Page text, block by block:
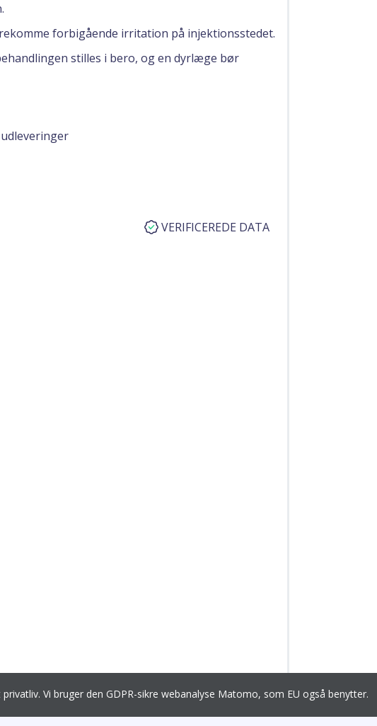
forbigående irritation på injektionsstedet.
stilles i bero, og en dyrlæge bør
VERIFICEREDE DATA
Vi bruger den GDPR-sikre webanalyse Matomo, som EU også benytter.